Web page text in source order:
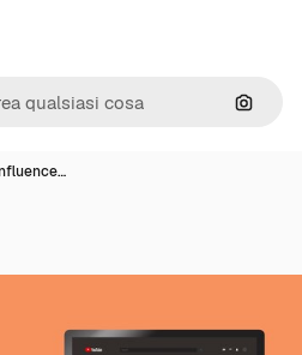
Cerca